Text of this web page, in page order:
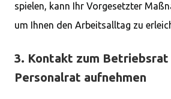
spielen, kann Ihr Vorgesetzter
um Ihnen den Arbeitsalltag zu
3. Kontakt zum
Personalrat aufnehmen